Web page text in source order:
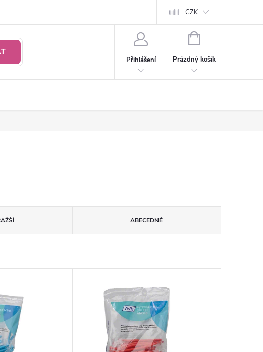
CZK
Přihlášení
NÁKUPNÍ
Prázdný košík
ABECEDNĚ